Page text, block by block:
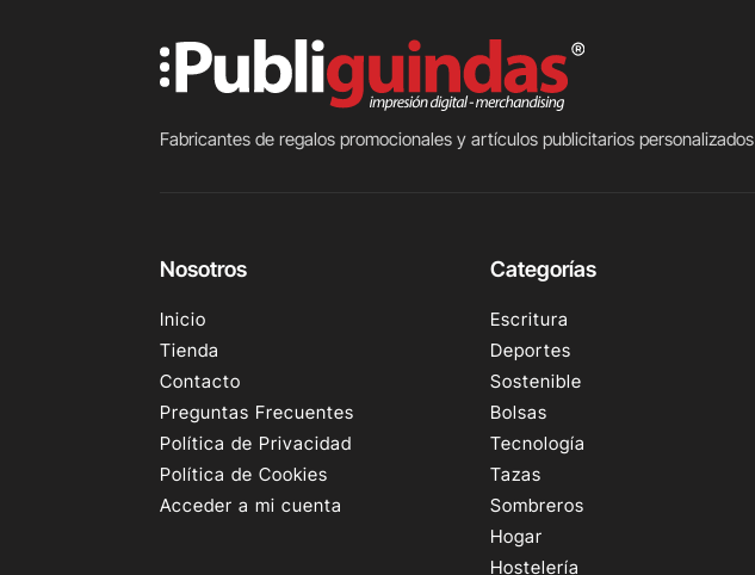
Fabricantes de regalos promocionales y artículos publicitarios personalizados
Nosotros
Inicio
Tienda
Contacto
Preguntas Frecuentes
Política de Privacidad
Política de Cookies
Acceder a mi cuenta
Categorías
Escritura
Deportes
Sostenible
Bolsas
Tecnología
Tazas
Sombreros
Hogar
Hostelería